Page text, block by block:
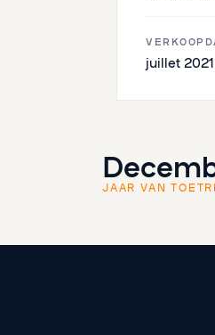
juillet 2021
JAAR VAN